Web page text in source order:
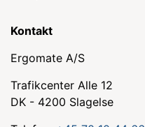
Kontakt
Ergomate A/S
Trafikcenter Alle 12
DK - 4200 Slagelse